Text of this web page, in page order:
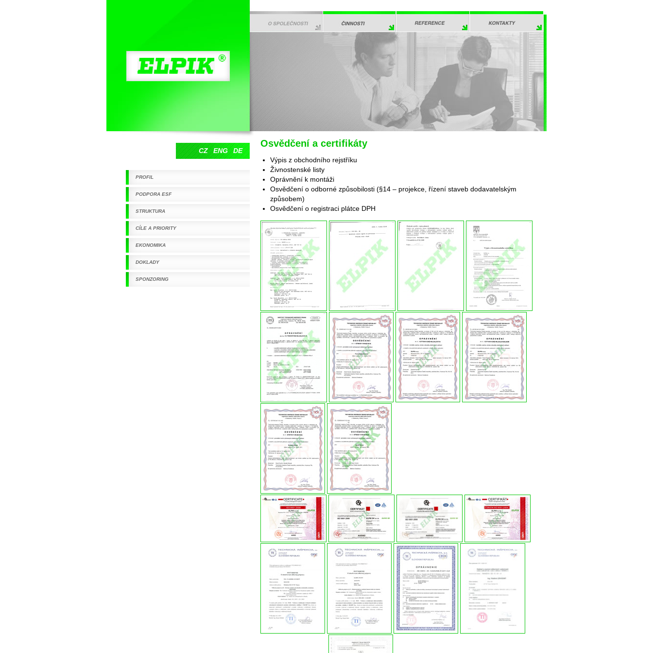
Elpik s.r.o.
O SPOLEČNOSTI ČINNOSTI REFERENCE KONTAKTY
Osvědčení a certifikáty
Výpis z obchodního rejstříku
Živnostenské listy
Oprávnění k montáži
Osvědčení o odborné způsobilosti (§14 – projekce, řízení staveb dodavatelským
způsobem)
Osvědčení o registraci plátce DPH
CZ ENG DE
PROFIL
PODPORA ESF
STRUKTURA
CÍLE A PRIORITY
EKONOMIKA
DOKLADY
SPONZORING